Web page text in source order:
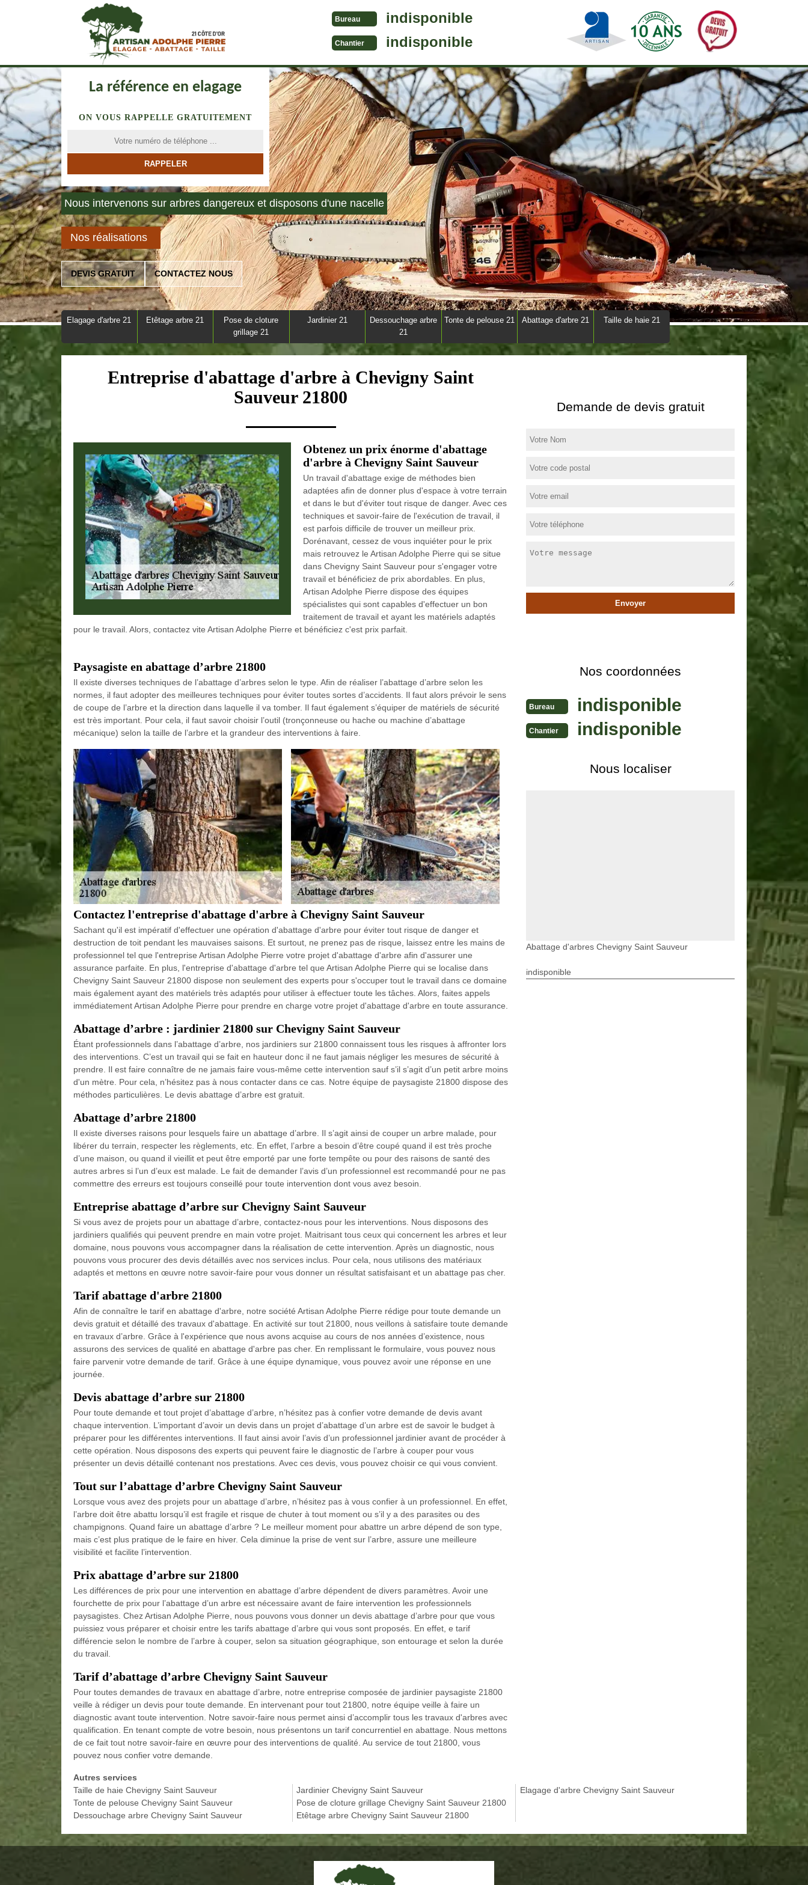
Bureau indisponible
Chantier indisponible
La référence en elagage
ON VOUS RAPPELLE GRATUITEMENT
Nous intervenons sur arbres dangereux et disposons d'une nacelle
Nos réalisations
DEVIS GRATUIT CONTACTEZ NOUS
Elagage d'arbre 21 Etêtage arbre 21
Pose de cloture
grillage 21
Jardinier 21
Dessouchage arbre
21
Tonte de pelouse 21 Abattage d'arbre 21 Taille de haie 21
Entreprise d'abattage d'arbre à Chevigny Saint
Sauveur 21800
Obtenez un prix énorme d'abattage
d'arbre à Chevigny Saint Sauveur
Un travail d'abattage exige de méthodes bien
adaptées afin de donner plus d'espace à votre terrain
et dans le but d'éviter tout risque de danger. Avec ces
techniques et savoir-faire de l'exécution de travail, il
est parfois difficile de trouver un meilleur prix.
Dorénavant, cessez de vous inquiéter pour le prix
mais retrouvez le Artisan Adolphe Pierre qui se situe
dans Chevigny Saint Sauveur pour s'engager votre
travail et bénéficiez de prix abordables. En plus,
Artisan Adolphe Pierre dispose des équipes
spécialistes qui sont capables d'effectuer un bon
traitement de travail et ayant les matériels adaptés
pour le travail. Alors, contactez vite Artisan Adolphe Pierre et bénéficiez c'est prix parfait.
Paysagiste en abattage d’arbre 21800
Il existe diverses techniques de l’abattage d’arbres selon le type. Afin de réaliser l’abattage d’arbre selon les
normes, il faut adopter des meilleures techniques pour éviter toutes sortes d’accidents. Il faut alors prévoir le sens
de coupe de l’arbre et la direction dans laquelle il va tomber. Il faut également s’équiper de matériels de sécurité
est très important. Pour cela, il faut savoir choisir l’outil (tronçonneuse ou hache ou machine d’abattage
mécanique) selon la taille de l’arbre et la grandeur des interventions à faire.
Contactez l'entreprise d'abattage d'arbre à Chevigny Saint Sauveur
Sachant qu'il est impératif d'effectuer une opération d'abattage d'arbre pour éviter tout risque de danger et
destruction de toit pendant les mauvaises saisons. Et surtout, ne prenez pas de risque, laissez entre les mains de
professionnel tel que l'entreprise Artisan Adolphe Pierre votre projet d'abattage d'arbre afin d'assurer une
assurance parfaite. En plus, l'entreprise d'abattage d'arbre tel que Artisan Adolphe Pierre qui se localise dans
Chevigny Saint Sauveur 21800 dispose non seulement des experts pour s'occuper tout le travail dans ce domaine
mais également ayant des matériels très adaptés pour utiliser à effectuer toute les tâches. Alors, faites appels
immédiatement Artisan Adolphe Pierre pour prendre en charge votre projet d'abattage d'arbre en toute assurance.
Abattage d’arbre : jardinier 21800 sur Chevigny Saint Sauveur
Étant professionnels dans l’abattage d’arbre, nos jardiniers sur 21800 connaissent tous les risques à affronter lors
des interventions. C’est un travail qui se fait en hauteur donc il ne faut jamais négliger les mesures de sécurité à
prendre. Il est faire connaître de ne jamais faire vous-même cette intervention sauf s’il s’agit d’un petit arbre moins
d'un mètre. Pour cela, n’hésitez pas à nous contacter dans ce cas. Notre équipe de paysagiste 21800 dispose des
méthodes particulières. Le devis abattage d’arbre est gratuit.
Abattage d’arbre 21800
Il existe diverses raisons pour lesquels faire un abattage d’arbre. Il s’agit ainsi de couper un arbre malade, pour
libérer du terrain, respecter les règlements, etc. En effet, l’arbre a besoin d’être coupé quand il est très proche
d’une maison, ou quand il vieillit et peut être emporté par une forte tempête ou pour des raisons de santé des
autres arbres si l’un d’eux est malade. Le fait de demander l’avis d’un professionnel est recommandé pour ne pas
commettre des erreurs est toujours conseillé pour toute intervention dont vous avez besoin.
Entreprise abattage d’arbre sur Chevigny Saint Sauveur
Si vous avez de projets pour un abattage d’arbre, contactez-nous pour les interventions. Nous disposons des
jardiniers qualifiés qui peuvent prendre en main votre projet. Maitrisant tous ceux qui concernent les arbres et leur
domaine, nous pouvons vous accompagner dans la réalisation de cette intervention. Après un diagnostic, nous
pouvons vous procurer des devis détaillés avec nos services inclus. Pour cela, nous utilisons des matériaux
adaptés et mettons en œuvre notre savoir-faire pour vous donner un résultat satisfaisant et un abattage pas cher.
Tarif abattage d'arbre 21800
Afin de connaître le tarif en abattage d'arbre, notre société Artisan Adolphe Pierre rédige pour toute demande un
devis gratuit et détaillé des travaux d'abattage. En activité sur tout 21800, nous veillons à satisfaire toute demande
en travaux d’arbre. Grâce à l'expérience que nous avons acquise au cours de nos années d’existence, nous
assurons des services de qualité en abattage d'arbre pas cher. En remplissant le formulaire, vous pouvez nous
faire parvenir votre demande de tarif. Grâce à une équipe dynamique, vous pouvez avoir une réponse en une
journée.
Devis abattage d’arbre sur 21800
Pour toute demande et tout projet d’abattage d’arbre, n’hésitez pas à confier votre demande de devis avant
chaque intervention. L’important d’avoir un devis dans un projet d’abattage d’un arbre est de savoir le budget à
préparer pour les différentes interventions. Il faut ainsi avoir l’avis d’un professionnel jardinier avant de procéder à
cette opération. Nous disposons des experts qui peuvent faire le diagnostic de l’arbre à couper pour vous
présenter un devis détaillé contenant nos prestations. Avec ces devis, vous pouvez choisir ce qui vous convient.
Tout sur l’abattage d’arbre Chevigny Saint Sauveur
Lorsque vous avez des projets pour un abattage d’arbre, n’hésitez pas à vous confier à un professionnel. En effet,
l’arbre doit être abattu lorsqu’il est fragile et risque de chuter à tout moment ou s’il y a des parasites ou des
champignons. Quand faire un abattage d’arbre ? Le meilleur moment pour abattre un arbre dépend de son type,
mais c’est plus pratique de le faire en hiver. Cela diminue la prise de vent sur l’arbre, assure une meilleure
visibilité et facilite l’intervention.
Prix abattage d’arbre sur 21800
Les différences de prix pour une intervention en abattage d’arbre dépendent de divers paramètres. Avoir une
fourchette de prix pour l’abattage d’un arbre est nécessaire avant de faire intervention les professionnels
paysagistes. Chez Artisan Adolphe Pierre, nous pouvons vous donner un devis abattage d’arbre pour que vous
puissiez vous préparer et choisir entre les tarifs abattage d’arbre qui vous sont proposés. En effet, e tarif
différencie selon le nombre de l’arbre à couper, selon sa situation géographique, son entourage et selon la durée
du travail.
Tarif d’abattage d’arbre Chevigny Saint Sauveur
Pour toutes demandes de travaux en abattage d’arbre, notre entreprise composée de jardinier paysagiste 21800
veille à rédiger un devis pour toute demande. En intervenant pour tout 21800, notre équipe veille à faire un
diagnostic avant toute intervention. Notre savoir-faire nous permet ainsi d’accomplir tous les travaux d'arbres avec
qualification. En tenant compte de votre besoin, nous présentons un tarif concurrentiel en abattage. Nous mettons
de ce fait tout notre savoir-faire en œuvre pour des interventions de qualité. Au service de tout 21800, vous
pouvez nous confier votre demande.
Demande de devis gratuit
Nos coordonnées
Bureau indisponible
Chantier indisponible
Nous localiser
Abattage d'arbres Chevigny Saint Sauveur
indisponible
Autres services
Taille de haie Chevigny Saint Sauveur
Tonte de pelouse Chevigny Saint Sauveur
Dessouchage arbre Chevigny Saint Sauveur
Jardinier Chevigny Saint Sauveur
Pose de cloture grillage Chevigny Saint Sauveur 21800
Etêtage arbre Chevigny Saint Sauveur 21800
Elagage d'arbre Chevigny Saint Sauveur